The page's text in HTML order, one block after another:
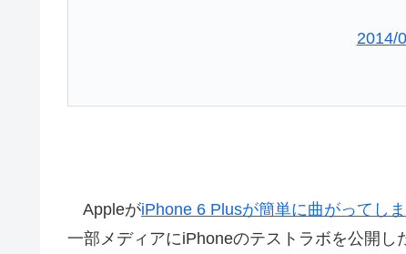
2014/
AppleがiPhone 6 Plusが簡単に曲がってし
一部メディアにiPhoneのテストラボを公開し